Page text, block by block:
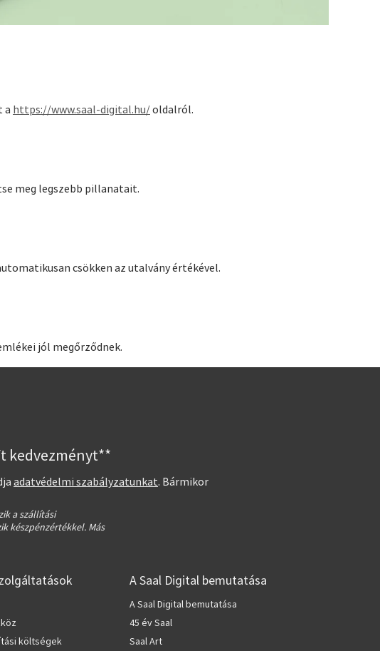
a https://www.saal-digital.hu/oldalról.
meg legszebb pillanatait.
csökken az utalvány értékével.
jól megőrződnek.
kedvezményt**
adatvédelmi szabályzatunkat. Bármikor
a szállítási
készpénzértékkel. Más
költségek
A Saal Digital bemutatása
A Saal Digital bemutatása
45 év Saal
Saal Art